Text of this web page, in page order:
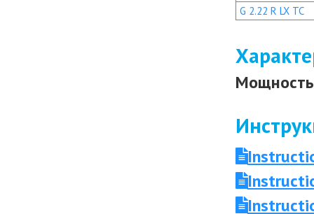
G 2.22 R LX TC
Мощность